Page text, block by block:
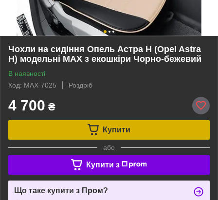
Чохли на сидіння Опель Астра Н (Opel Astra
H) модельні MAX з екошкіри Чорно-бежевий
В наявності
Код: MAX-7025
Роздріб
4 700 ₴
Купити
або
Купити з
Що таке купити з Пром?